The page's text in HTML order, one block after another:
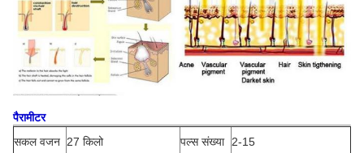
पैरामीटर
सकल वजन 27 किलो पल्स संख्या 2-15